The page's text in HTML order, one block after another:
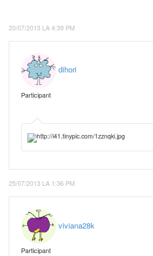
20/07/2013 LA 4:39 PM
dihori
Participant
25/07/2013 LA 1:36 PM
viviana28k
Participant